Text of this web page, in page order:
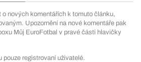
nových komentářích k tomuto článku,
Upozornění na nové komentáře pak
Můj EuroFotbal v pravé části hlavičky
pouze registrovaní uživatelé.